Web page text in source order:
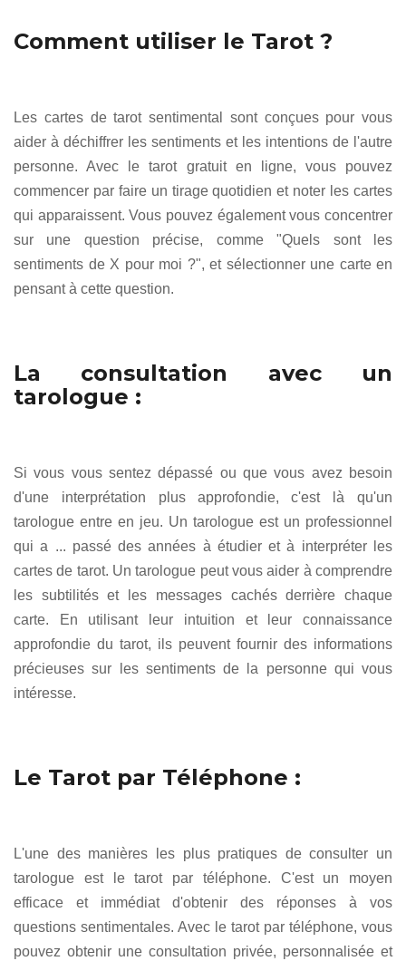
Comment utiliser le Tarot ?
Les cartes de tarot sentimental sont conçues pour vous
aider à déchiffrer les sentiments et les intentions de l'autre
personne. Avec le tarot gratuit en ligne, vous pouvez
commencer par faire un tirage quotidien et noter les cartes
qui apparaissent. Vous pouvez également vous concentrer
sur une question précise, comme "Quels sont les
sentiments de X pour moi ?", et sélectionner une carte en
pensant à cette question.
La consultation avec un
tarologue :
Si vous vous sentez dépassé ou que vous avez besoin
d'une interprétation plus approfondie, c'est là qu'un
tarologue entre en jeu. Un tarologue est un professionnel
qui a ... passé des années à étudier et à interpréter les
cartes de tarot. Un tarologue peut vous aider à comprendre
les subtilités et les messages cachés derrière chaque
carte. En utilisant leur intuition et leur connaissance
approfondie du tarot, ils peuvent fournir des informations
précieuses sur les sentiments de la personne qui vous
intéresse.
Le Tarot par Téléphone :
L'une des manières les plus pratiques de consulter un
tarologue est le tarot par téléphone. C'est un moyen
efficace et immédiat d'obtenir des réponses à vos
questions sentimentales. Avec le tarot par téléphone, vous
pouvez obtenir une consultation privée, personnalisée et